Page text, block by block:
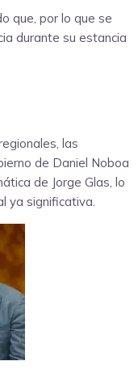
que, por lo que se
durante su estancia
las
de Daniel Noboa
de Jorge Glas, lo
ya significativa.